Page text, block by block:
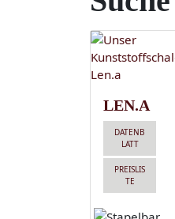
LEN.A
DATENB
LATT
PREISLIS
TE